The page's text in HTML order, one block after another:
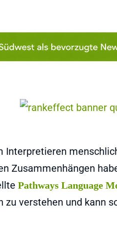
Interpretieren
Zusammenhängen
Pathways Language
zu verstehen und kann